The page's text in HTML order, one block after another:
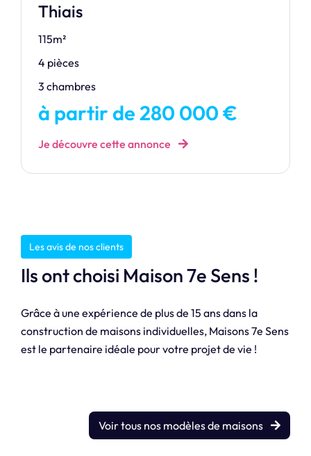
Thiais
115m²
4 pièces
3 chambres
à partir de 280 000 €
Je découvre cette annonce
Les avis de nos clients
Ils ont choisi Maison 7e Sens !
Grâce à une expérience de plus de 15 ans dans la
construction de maisons individuelles, Maisons 7e Sens
est le partenaire idéale pour votre projet de vie !
Voir tous nos modèles de maisons